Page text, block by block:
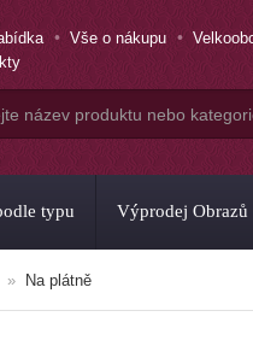
Vše o nákupu
typu Výprodej Obrazů
Na plátně